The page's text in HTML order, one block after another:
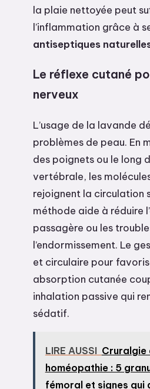
la plaie nettoyée peut
l’inflammation grâce à
antiseptiques
Le réflexe cutané
nerveux
L’usage de la lavande
problèmes de peau. En
des poignets ou le long
vertébrale, les
rejoignent la circulation
méthode aide à réduire
passagère ou les
l’endormissement. Le
et circulaire pour
absorption cutanée
inhalation passive qui
sédatif.
LIRE AUSSI Cruralgie
homéopathie : 5
fémoral et signes qui